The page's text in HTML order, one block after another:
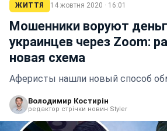
ЖИТТЯ 14 жовтня 2020 · 16:01
Мошенники воруют
украинцев через Zoom:
новая схема
Аферисты нашли новый способ
Володимир Костирін
редактор стрічки новин Styler